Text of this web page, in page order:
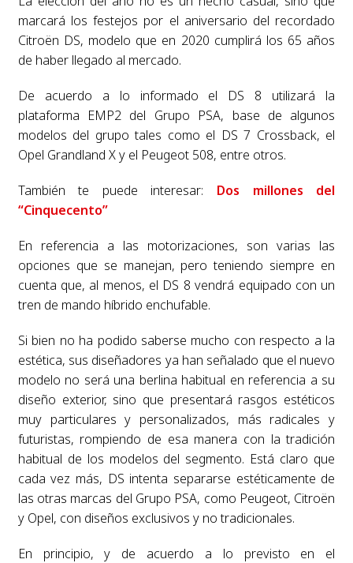
marcará los festejos por el aniversario del recordado
Citroën DS, modelo que en 2020 cumplirá los 65 años
de haber llegado al mercado.
De acuerdo a lo informado el DS 8 utilizará la
plataforma EMP2 del Grupo PSA, base de algunos
modelos del grupo tales como el DS 7 Crossback, el
Opel Grandland X y el Peugeot 508, entre otros.
También te puede interesar: Dos millones del
“Cinquecento”
En referencia a las motorizaciones, son varias las
opciones que se manejan, pero teniendo siempre en
cuenta que, al menos, el DS 8 vendrá equipado con un
tren de mando híbrido enchufable.
Si bien no ha podido saberse mucho con respecto a la
estética, sus diseñadores ya han señalado que el nuevo
modelo no será una berlina habitual en referencia a su
diseño exterior, sino que presentará rasgos estéticos
muy particulares y personalizados, más radicales y
futuristas, rompiendo de esa manera con la tradición
habitual de los modelos del segmento. Está claro que
cada vez más, DS intenta separarse estéticamente de
las otras marcas del Grupo PSA, como Peugeot, Citroën
y Opel, con diseños exclusivos y no tradicionales.
En principio, y de acuerdo a lo previsto en el